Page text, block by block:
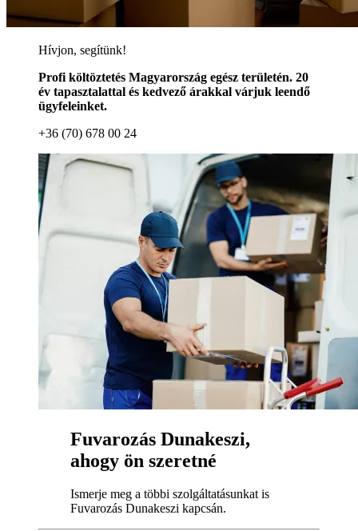
Hívjon, segítünk!
Profi költöztetés Magyarország egész területén. 20
év tapasztalattal és kedvező árakkal várjuk leendő
ügyfeleinket.
+36 (70) 678 00 24
Fuvarozás Dunakeszi,
ahogy ön szeretné
Ismerje meg a többi szolgáltatásunkat is
Fuvarozás Dunakeszi kapcsán.